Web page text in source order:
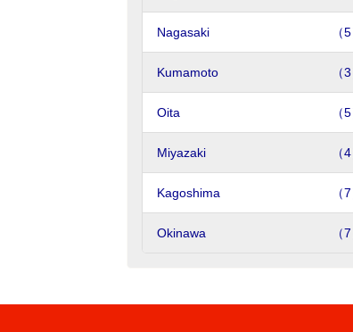
Nagasaki （5
Kumamoto （3
Oita （5
Miyazaki （4
Kagoshima （7
Okinawa （7